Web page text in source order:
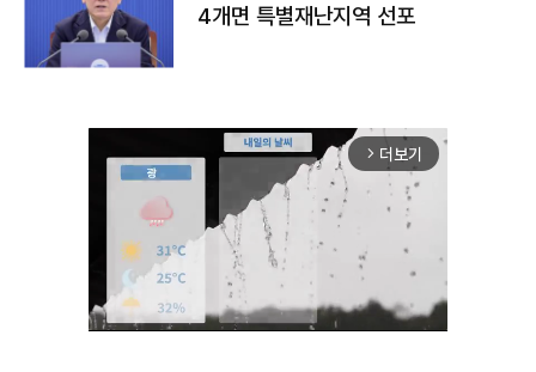
4개면 특별재난지역 선포
arrow_forward_ios 더보기